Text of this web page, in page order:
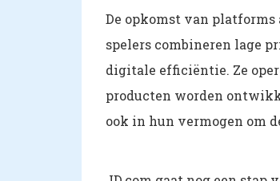
De opkomst van platforms
spelers combineren lage
digitale efficiëntie. Ze
producten worden
ook in hun vermogen om